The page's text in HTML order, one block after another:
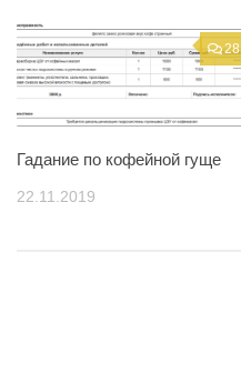
28
Гадание по кофейной гуще
22.11.2019